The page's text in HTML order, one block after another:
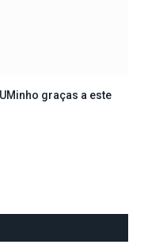
graças a este